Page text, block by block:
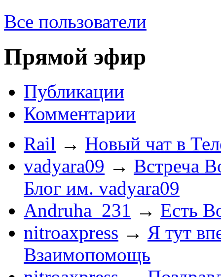
Все пользователи
Прямой эфир
Публикации
Комментарии
Rail → Новый чат в
vadyara09 → Встреча
Блог им. vadyara09
Andruha_231 → Есть
nitroaxpress → Я тут
Взаимопомощь